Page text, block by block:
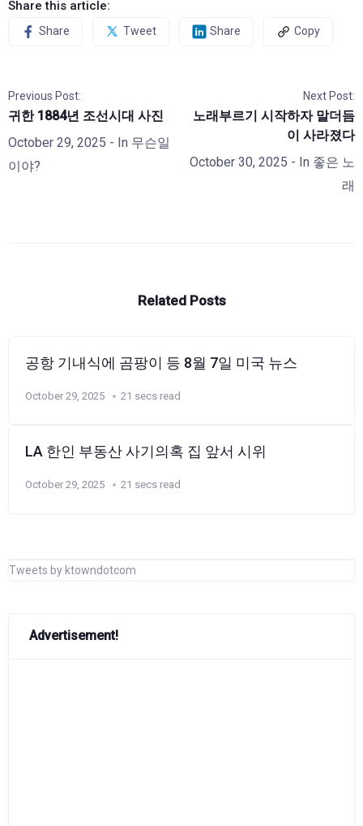
Share this article:
Share Tweet Share Copy
Previous Post:
귀한 1884년 조선시대 사진
October 29, 2025 - In 무슨일
이야?
Next Post:
노래부르기 시작하자 말더듬
이 사라졌다
October 30, 2025 - In 좋은 노
래
Related Posts
공항 기내식에 곰팡이 등 8월 7일 미국 뉴스
October 29, 2025 21 secs read
LA 한인 부동산 사기의혹 집 앞서 시위
October 29, 2025 21 secs read
Tweets by ktowndotcom
Advertisement!